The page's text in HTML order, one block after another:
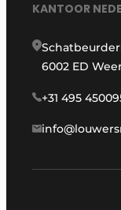
KANTOOR
6002 ED
+31 495